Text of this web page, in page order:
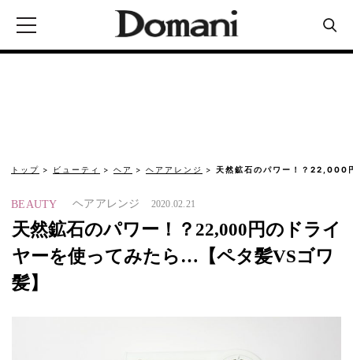
トップ ビューティ ヘア ヘアアレンジ 天然鉱石のパワー！？22,000
BEAUTY ヘアアレンジ 2020.02.21
天然鉱石のパワー！？22,000円のドライ
ヤーを使ってみたら…【ペタ髪VSゴワ
髪】